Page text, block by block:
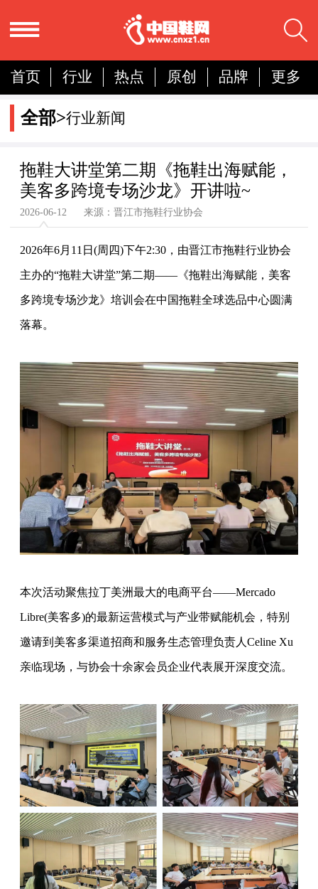
首页 行业 热点 原创 品牌
更多
国内
国际
分析
全部>行业新闻
拖鞋大讲堂第二期《拖鞋出海赋能，
美客多跨境专场沙龙》开讲啦~
2026-06-12 来源：晋江市拖鞋行业协会
2026年6月11日(周四)下午2:30，由晋江市拖鞋行业协会
主办的“拖鞋大讲堂”第二期——《拖鞋出海赋能，美客
多跨境专场沙龙》培训会在中国拖鞋全球选品中心圆满
落幕。
本次活动聚焦拉丁美洲最大的电商平台——Mercado
Libre(美客多)的最新运营模式与产业带赋能机会，特别
邀请到美客多渠道招商和服务生态管理负责人Celine Xu
亲临现场，与协会十余家会员企业代表展开深度交流。